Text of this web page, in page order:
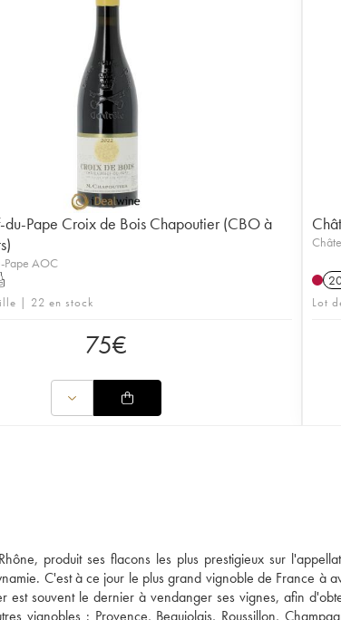
du-Pape Croix de Bois Chapoutier (CBO à
Pape AOC
| 22 en stock
75€
Lot
produit ses flacons les plus prestigieux sur
C'est à ce jour le plus grand vignoble de France à
souvent le dernier à vendanger ses vignes, afin
vignobles : Provence, Beaujolais, Roussillon,